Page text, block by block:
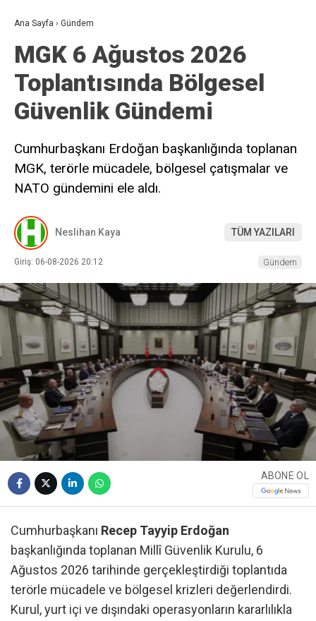
Ana Sayfa › Gündem
MGK 6 Ağustos 2026
Toplantısında Bölgesel
Güvenlik Gündemi
Cumhurbaşkanı Erdoğan başkanlığında toplanan
MGK, terörle mücadele, bölgesel çatışmalar ve
NATO gündemini ele aldı.
Neslihan Kaya TÜM YAZILARI
Giriş: 06-08-2026 20:12 Gündem
ABONE OL
Cumhurbaşkanı Recep Tayyip Erdoğan
başkanlığında toplanan Millî Güvenlik Kurulu, 6
Ağustos 2026 tarihinde gerçekleştirdiği toplantıda
terörle mücadele ve bölgesel krizleri değerlendirdi.
Kurul, yurt içi ve dışındaki operasyonların kararlılıkla